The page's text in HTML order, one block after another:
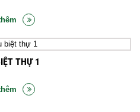
THỰ 1